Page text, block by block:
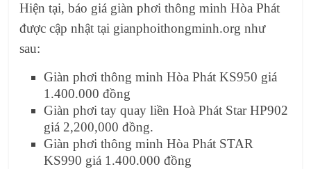
Hiện tại, báo giá giàn phơi thông minh Hòa Phát
được cập nhật tại gianphoithongminh.org như
sau:
Giàn phơi thông minh Hòa Phát KS950 giá
1.400.000 đồng
Giàn phơi tay quay liền Hoà Phát Star HP902
giá 2,200,000 đồng.
Giàn phơi thông minh Hòa Phát STAR
KS990 giá 1.400.000 đồng